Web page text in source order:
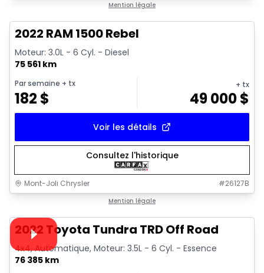
Mention légale
2022 RAM 1500 Rebel
Moteur: 3.0L - 6 Cyl. - Diesel
75 561 km
Par semaine + tx
182 $
+ tx
49 000$
Voir les détails
Consultez l'historique
Mont-Joli Chrysler #26127B
Mention légale
Vidéo disponible
2022 Toyota Tundra TRD Off Road
4x4, Automatique, Moteur: 3.5L - 6 Cyl. - Essence
76 385 km